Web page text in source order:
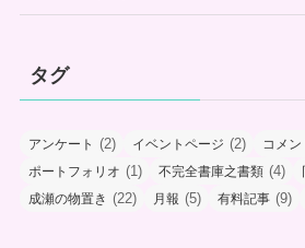
タグ
アンケート (2) イベントページ (2) コメ
ポートフォリオ (1) 不完全書庫之書類 (4)
成瀬の物置き (22) 月報 (5) 有料記事 (9)